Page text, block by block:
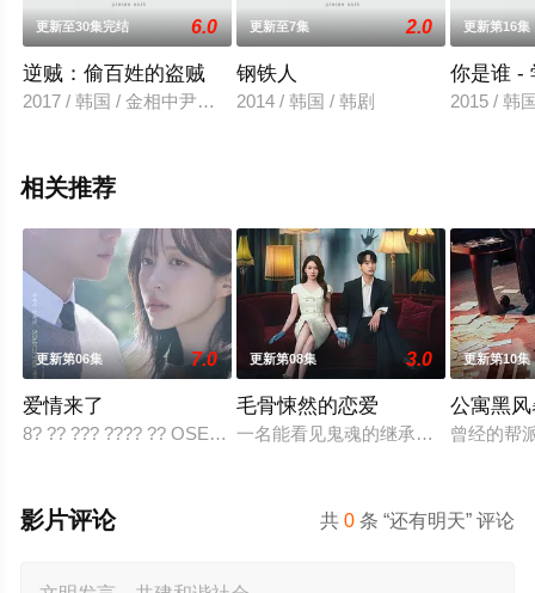
更新至30集完结 6.0
逆贼：偷百姓的盗贼
2017 / 韩国 / 金相中尹均相金知硕李荷妮
更新至7集 2.0
钢铁人
2014 / 韩国 / 韩剧
更新第16集
你是谁 -
2015 / 韩
相关推荐
更新第06集 7.0
爱情来了
8? ?? ??? ???? ?? OSEN? “??? KBS2 ? ?? ??? ‘??? ??’
更新第08集 3.0
毛骨悚然的恋爱
一名能看见鬼魂的继承人与一名王牌
更新第10集
公寓黑
曾经的帮
共0 条 “还有明天” 评论
影片评论